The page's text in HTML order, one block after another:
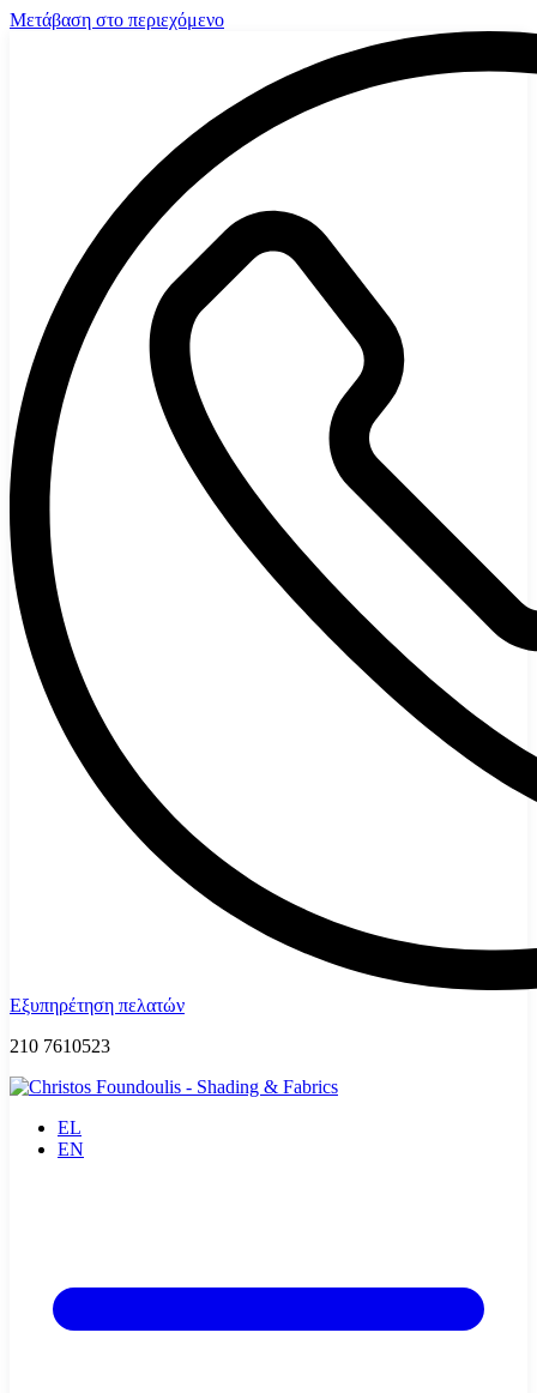
Μετάβαση στο περιεχόμενο
Εξυπηρέτηση πελατών
210 7610523
EL
EN